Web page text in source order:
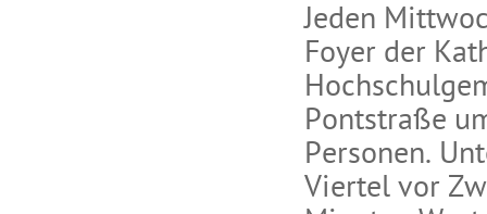
Jeden
Foyer der
Pontstraße
Personen.
Viertel vor